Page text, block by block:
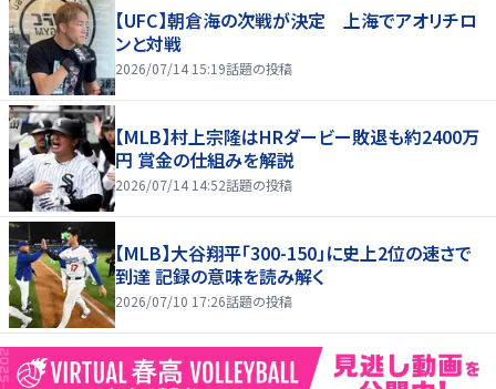
【UFC】朝倉海の次戦が決定 上海でアオリチロ
ンと対戦
2026/07/14 15:19話題の投稿
【MLB】村上宗隆はHRダービー敗退も約2400万
円 賞金の仕組みを解説
2026/07/14 14:52話題の投稿
【MLB】大谷翔平「300-150」に史上2位の速さで
到達 記録の意味を読み解く
2026/07/10 17:26話題の投稿